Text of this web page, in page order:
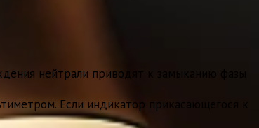
нейтрали приводят к замыканию фазы
Если индикатор прикасающегося к